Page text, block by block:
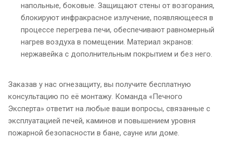
напольные, боковые. Защищают стены от возгорания,
блокируют инфракрасное излучение, появляющееся в
процессе перегрева печи, обеспечивают равномерный
нагрев воздуха в помещении. Материал экранов:
нержавейка с дополнительным покрытием и без него.
Заказав у нас огнезащиту, вы получите бесплатную
консультацию по её монтажу. Команда «Печного
Эксперта» ответит на любые ваши вопросы, связанные с
эксплуатацией печей, каминов и повышением уровня
пожарной безопасности в бане, сауне или доме.